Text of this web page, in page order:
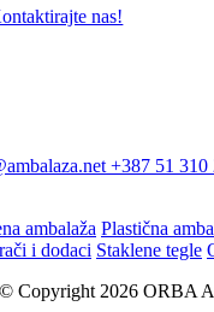
nas!
+387 51 310
ambalaža Plastična
i dodaci Staklene tegle
© Copyright 2026 ORBA